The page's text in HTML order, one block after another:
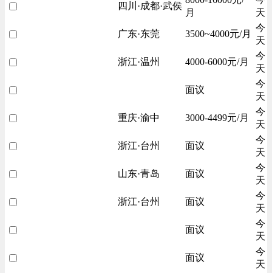
四川·成都·武侯
月
天
广东·东莞 3500~4000元/月
今
天
浙江·温州 4000-6000元/月
今
天
面议
今
天
重庆·渝中 3000-4499元/月
今
天
浙江·台州 面议
今
天
山东·青岛 面议
今
天
浙江·台州 面议
今
天
面议
今
天
面议
今
天